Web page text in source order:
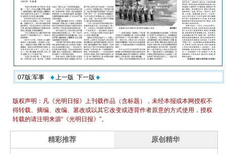
07版:军事 上一版 下一版